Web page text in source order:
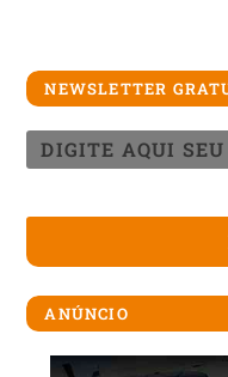
NEWSLETTER
ANÚNCIO